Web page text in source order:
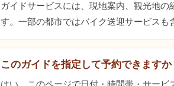
ガイドサービスには、現地案内、観光地
す。一部の都市ではバイク送迎サービスも
このガイドを指定して予約できますか